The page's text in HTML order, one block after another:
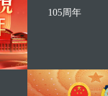
105周年